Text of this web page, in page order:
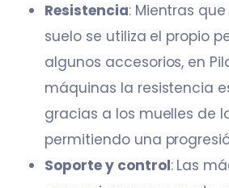
Resistencia: Mientras
suelo se utiliza el propio
algunos accesorios, en
máquinas la resistencia
gracias a los muelles de
permitiendo una
Soporte y control: Las